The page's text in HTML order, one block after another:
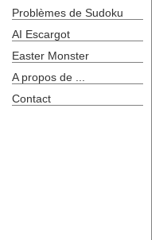
Problèmes de Sudoku
AI Escargot
Easter Monster
A propos de ...
Contact